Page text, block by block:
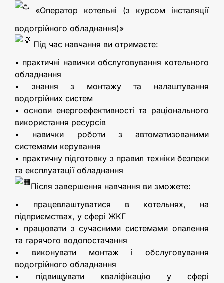
«Оператор котельні (з курсом інсталяції
водогрійного обладнання)»
Під час навчання ви отримаєте:
• практичні навички обслуговування котельного
обладнання
• знання з монтажу та налаштування
водогрійних систем
• основи енергоефективності та раціонального
використання ресурсів
• навички роботи з автоматизованими
системами керування
• практичну підготовку з правил техніки безпеки
та експлуатації обладнання
Після завершення навчання ви зможете:
• працевлаштуватися в котельнях, на
підприємствах, у сфері ЖКГ
• працювати з сучасними системами опалення
та гарячого водопостачання
• виконувати монтаж і обслуговування
водогрійного обладнання
• підвищувати кваліфікацію у сфері